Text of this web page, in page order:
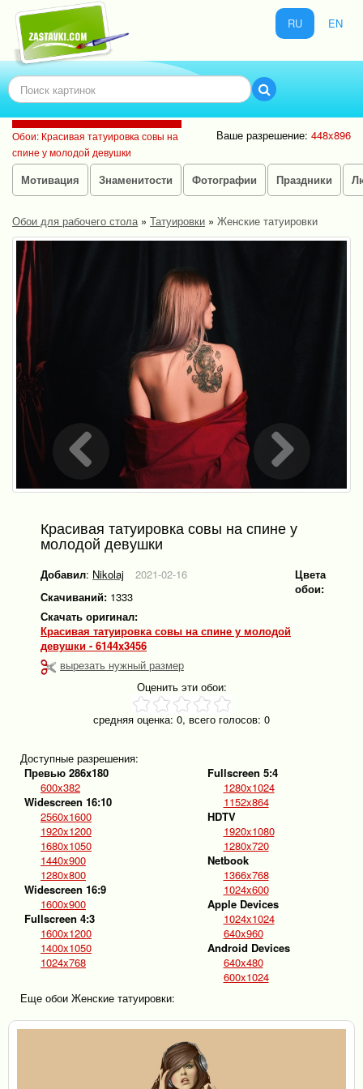
RU EN
Обои: Красивая татуировка совы на
спине у молодой девушки
Ваше разрешение: 448x896
Мотивация Знаменитости Фотографии Праздники
Обои для рабочего стола» Татуировки » Женские татуировки
Красивая татуировка совы на спине у
молодой девушки
Добавил: Nikolaj
2021-02-16
Скачиваний: 1333
Скачать оригинал:
Красивая татуировка совы на спине у молодой
девушки - 6144x3456
вырезать нужный размер
Цвета
обои:
Оценить эти обои:
средняя оценка: 0, всего голосов: 0
Доступные разрешения:
Превью 286x180
600x382
Widescreen 16:10
2560x1600
1920x1200
1680x1050
1440x900
1280x800
Widescreen 16:9
1600x900
Fullscreen 4:3
1600x1200
1400x1050
1024x768
Fullscreen 5:4
1280x1024
1152x864
HDTV
1920x1080
1280x720
Netbook
1366x768
1024x600
Apple Devices
1024x1024
640x960
Android Devices
640x480
600x1024
Еще обои Женские татуировки: